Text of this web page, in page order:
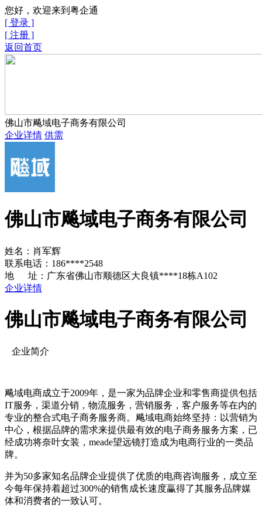
您好，欢迎来到粤企通
[ 登录 ]
[ 注册 ]
返回首页
佛山市飚域电子商务有限公司
企业详情 供需
佛山市飚域电子商务有限公司
姓名：肖军辉
联系电话：186****2548
地 址：广东省佛山市顺德区大良镇****18栋A102
企业详情
佛山市飚域电子商务有限公司
企业简介
飚域电商成立于2009年，是一家为品牌企业和零售商提供包括
IT服务，渠道分销，物流服务，营销服务，客户服务等在内的
专业的整合式电子商务服务商。飚域电商始终坚持：以营销为
中心，根据品牌的需求来提供最有效的电子商务服务方案，已
经成功将奈叶女装，meade望远镜打造成为电商行业的一类品
牌。
并为50多家知名品牌企业提供了优质的电商咨询服务，成立至
今每年保持着超过300%的销售成长速度臝得了其服务品牌媒
体和消费者的一致认可。